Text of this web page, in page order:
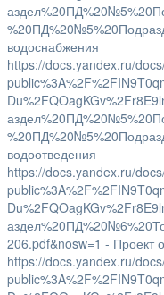
водоснабжения
https://docs.yandex.ru/
водоотведения
https://docs.yandex.ru/
206.pdf&nosw=1 - Проект
https://docs.yandex.ru/